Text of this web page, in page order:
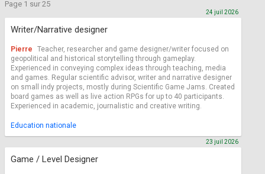
Page 1 sur 25
Writer/Narrative designer
24 juil 2026
Pierre
Teacher, researcher and game designer/writer focused on
geopolitical and historical storytelling through gameplay.
Experienced in conveying complex ideas through teaching, media
and games. Regular scientific advisor, writer and narrative designer
on small indy projects, mostly during Scientific Game Jams. Created
board games as well as live action RPGs for up to 40 participants.
Experienced in academic, journalistic and creative writing.
Education nationale
Game / Level Designer
23 juil 2026